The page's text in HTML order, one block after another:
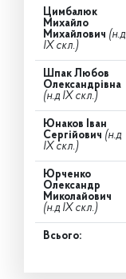
Цимбалюк
Михайло
Михайлович (н.д
IX скл.)
Шпак Любов
Олександрівна
(н.д IX скл.)
Юнаков Іван
Сергійович (н.д
IX скл.)
Юрченко
Олександр
Миколайович
(н.д IX скл.)
Всього: